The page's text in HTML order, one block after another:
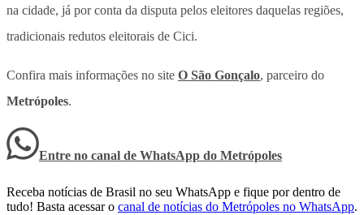
na cidade, já por conta da disputa pelos eleitores daquelas regiões,
tradicionais redutos eleitorais de Cici.
Confira mais informações no site O São Gonçalo, parceiro do
Metrópoles.
Entre no canal de WhatsApp do Metrópoles
Receba notícias de Brasil no seu WhatsApp e fique por dentro de
tudo! Basta acessar o canal de notícias do Metrópoles no WhatsApp.